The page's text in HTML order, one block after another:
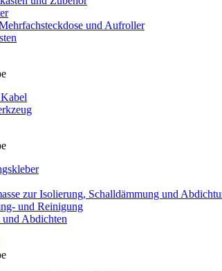
und Aufroller
zur Isolierung, Schalldämmung und
und Reinigung
Abdichten